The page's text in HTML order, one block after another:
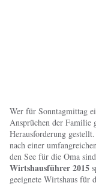
Wer für Sonntagmittag
Ansprüchen der Familie
Herausforderung
nach einer
den See für die Oma
Wirtshausführer 2015
geeignete Wirtshaus für